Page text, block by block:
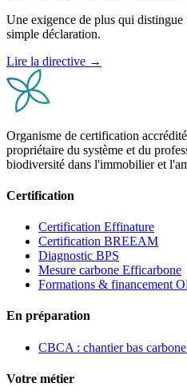
Une exigence de plus qui
simple déclaration.
Lire la directive →
Organisme de certification
propriétaire du système et du
biodiversité dans l'immobilier et
Certification
Certification Effinature
Certification BREEAM
Diagnostic BPS
Mesure carbone Efficarbone
Formations & financement
En préparation
CBCA : chantier bas
Votre métier